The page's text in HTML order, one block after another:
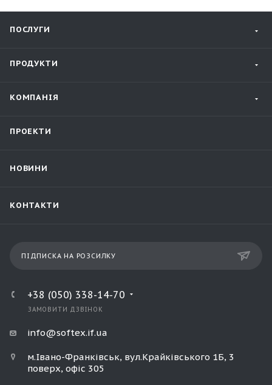
ПОСЛУГИ
ПРОДУКТИ
КОМПАНІЯ
ПРОЕКТИ
НОВИНИ
КОНТАКТИ
ПІДПИСКА НА РОЗСИЛКУ
+38 (050) 338-14-70
ЗАМОВИТИ ДЗВІНОК
info@softex.if.ua
м.Івано-Франківськ, вул.Крайківського 1Б, 3
поверх, офіс 305